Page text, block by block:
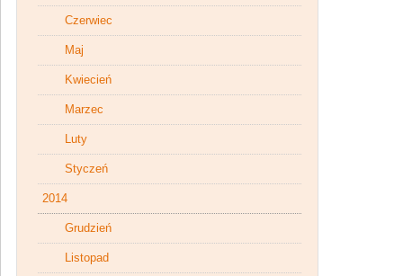
Czerwiec
Maj
Kwiecień
Marzec
Luty
Styczeń
2014
Grudzień
Listopad